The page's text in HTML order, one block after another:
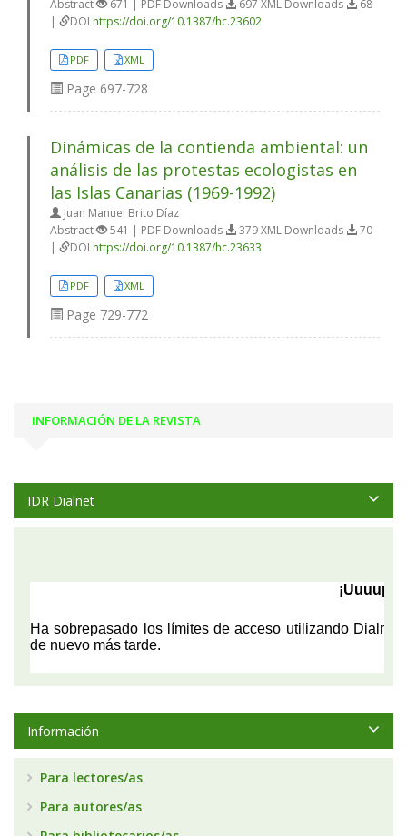
Abstract
671 | PDF Downloads 697 XML Downloads
68
|
DOI https://doi.org/10.1387/hc.23602
PDF XML
Page 697-728
Dinámicas de la contienda ambiental: un
análisis de las protestas ecologistas en
las Islas Canarias (1969-1992)
Juan Manuel Brito Díaz
Abstract
541 | PDF Downloads 379 XML Downloads
70
|
DOI https://doi.org/10.1387/hc.23633
PDF XML
Page 729-772
INFORMACIÓN DE LA REVISTA
IDR Dialnet
Información
Para lectores/as
Para autores/as